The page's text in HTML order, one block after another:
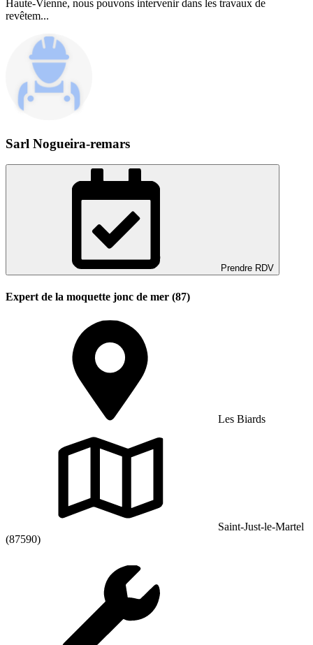
Haute-Vienne, nous pouvons intervenir dans les travaux de
revêtem...
Sarl Nogueira-remars
Prendre RDV
Expert de la moquette jonc de mer (87)
Les Biards
Saint-Just-le-Martel
(87590)